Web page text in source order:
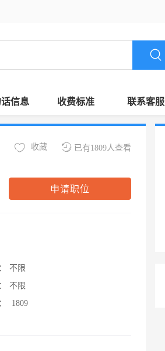
信息 收费标准 联系客服
已有1809人查看
收藏
申请职位
不限
不限
1809